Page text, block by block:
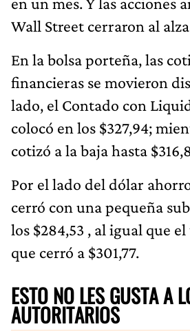
Wall Street cerraron al
En la bolsa porteña, las
financieras se movieron
lado, el Contado con
colocó en los $327,94;
cotizó a la baja hasta
Por el lado del dólar
cerró con una pequeña
los $284,53 , al igual que
que cerró a $301,77.
ESTO NO LES GUSTA A
AUTORITARIOS